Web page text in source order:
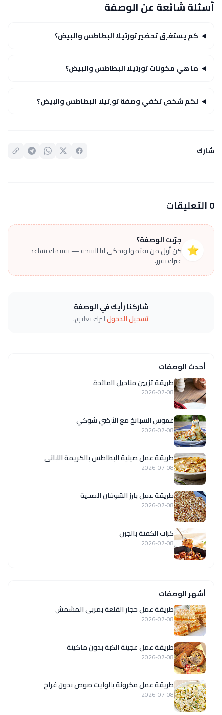
أسئلة شائعة عن الوصفة
كم يستغرق تحضير تورتيلا البطاطس والبيض؟
ما هي مكونات تورتيلا البطاطس والبيض؟
لكم شخص تكفي وصفة تورتيلا البطاطس والبيض؟
شارك
0 التعليقات
⭐
جرّبت الوصفة؟
كن أول من يقيّمها ويحكي لنا النتيجة — تقييمك يساعد
غيرك يقرر.
شاركنا رأيك في الوصفة
تسجيل الدخوللترك تعليق.
أحدث الوصفات
طريقة تزيين مناديل المائدة
2026-07-08
غموس السبانخ مع الأرضي شوكي
2026-07-08
طريقة عمل صينية البطاطس بالكريمة اللبانى
2026-07-08
طريقة عمل بارز الشوفان الصحية
2026-07-08
كرات الكفتة بالجبن
2026-07-08
أشهر الوصفات
طريقة عمل حجار القلعة بمربى المشمش
2026-07-08
طريقة عمل عجينة الكبة بدون ماكينة
2026-07-08
طريقة عمل مكرونة بالوايت صوص بدون فراخ
2026-07-08